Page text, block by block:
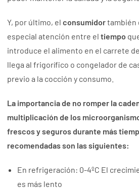
Y, por último, elconsumidortambién
especial atención entre eltiempo
introduce el alimento en el carrete
llega al frigorífico o congelador de
previo a la cocción y consumo.
La importancia de no romper la
multiplicación de los
frescos y seguros durante más
recomendadas son las siguientes:
En refrigeración: 0-4ºC El
es más lento